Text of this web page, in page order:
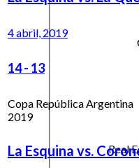
Real
4 abril, 2019
14- 13
Copa República Argentina
2019
La Esquina vs.